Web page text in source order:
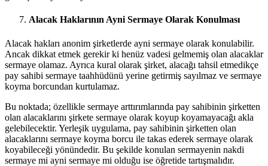
Alacak Haklarının Ayni Sermaye Olarak Konulması
Alacak hakları anonim şirketlerde ayni sermaye olarak konulabilir.
Ancak dikkat etmek gerekir ki henüz vadesi gelmemiş olan alacaklar
sermaye olamaz. Ayrıca kural olarak şirket, alacağı tahsil etmedikçe
pay sahibi sermaye taahhüdünü yerine getirmiş sayılmaz ve sermaye
koyma borcundan kurtulamaz.
Bu noktada; özellikle sermaye arttırımlarında pay sahibinin şirketten
olan alacaklarını şirkete sermaye olarak koyup koyamayacağı akla
gelebilecektir. Yerleşik uygulama, pay sahibinin şirketten olan
alacaklarını sermaye koyma borcu ile takas ederek sermaye olarak
koyabileceği yönündedir. Bu şekilde konulan sermayenin nakdi
sermaye mi ayni sermaye mi olduğu ise öğretide tartışmalıdır.